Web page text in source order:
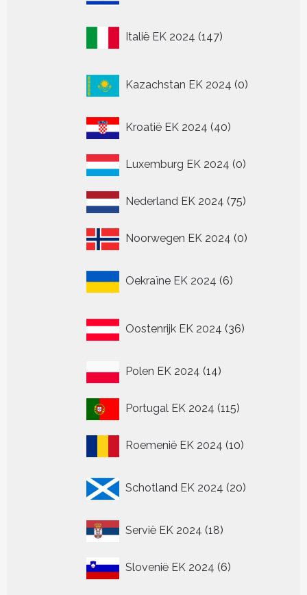
Italië EK 2024 147
producten
Kazachstan EK 2024 0
producten
Kroatië EK 2024 4040
Luxemburg EK 2024 00
Nederland EK 2024 7575
Noorwegen EK 2024 00
Oekraïne EK 2024 6
producten
Oostenrijk EK 2024 36
producten
Polen EK 2024 1414
Portugal EK 2024 115115
Roemenië EK 2024 1010
Schotland EK 2024 20
producten
Servië EK 2024 1818
Slovenië EK 2024 66